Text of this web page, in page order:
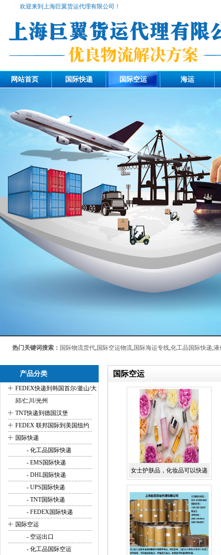
欢迎来到上海巨翼货运代理有限公司！
网站首页 国际快递 国际空运 海运
热门关键词搜索： 国际物流货代,国际空运物流,国际海运专线,化工品国际快递,液
产品分类
+ FEDEX快递到韩国首尔/釜山/大
邱/仁川/光州
+ TNT快递到德国汉堡
+ FEDEX 联邦国际到美国纽约
+ 国际快递
- 化工品国际快递
- EMS国际快递
- DHL国际快递
- UPS国际快递
- TNT国际快递
- FEDEX国际快递
+ 国际空运
- 空运出口
- 化工品国际空运
国际空运
女士护肤品，化妆品可以快递
到国外吗 化妆品可以国际快递
吗 化妆品国际货代 化妆品国际
空运 化妆品出口